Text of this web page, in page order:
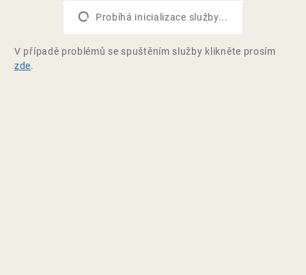
Probíhá inicializace služby...
V případě problémů se spuštěním služby klikněte prosím
zde.